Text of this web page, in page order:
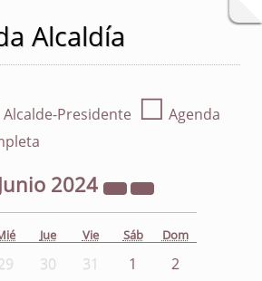
Alcaldía
Alcalde-Presidente ☐ Agenda
Junio 2024
Jue Vie Sáb Dom
30 31 1
2